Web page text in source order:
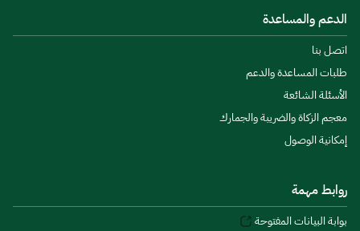
الدعم والمساعدة
اتصل بنا
طلبات المساعدة والدعم
الأسئلة الشائعة
معجم الزكاة والضريبة والجمارك
إمكانية الوصول
روابط مهمة
بوابة البيانات المفتوحة